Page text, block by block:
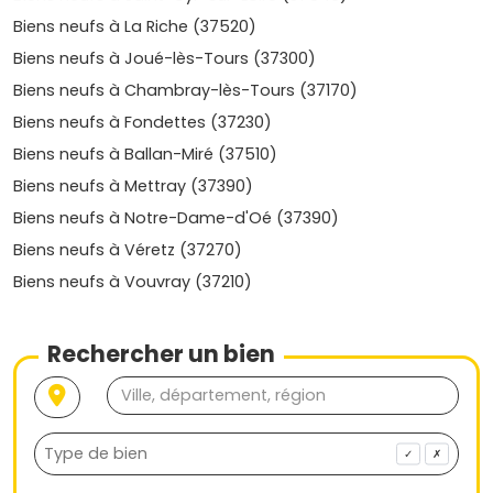
Au cours des cinq dernières années, les prix de l'immobilier
neuf à Tours ont augmenté en moyenne de 15 à 20 %.
Cette tendance reflète l'attractivité croissante de la ville.
Les quartiers émergents ont connu des hausses de plus
de 25 %.
Une demande locative soutenue
Avec une population jeune et active, Tours assure une
demande locative constante. Les biens proches des
pôles économiques et destransports en commun
particulièrement prisés.
recherchés par les acheteurs.
Projets écoresponsables : les constructions
conformes aux normes RT 2020 gagnent en
popularité.
Biens neufs à La Riche (37520)
Biens neufs à Joué-lès-Tours (37300)
Biens neufs à Chambray-lès-Tours (37170)
Biens neufs à Fondettes (37230)
Biens neufs à Ballan-Miré (37510)
Biens neufs à Mettray (37390)
Biens neufs à Notre-Dame-d'Oé (37390)
Biens neufs à Véretz (37270)
Biens neufs à Vouvray (37210)
Rechercher un bien
✓ ✗